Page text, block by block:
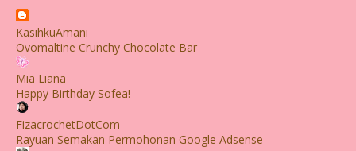
KasihkuAmani
Ovomaltine Crunchy Chocolate Bar
Mia Liana
Happy Birthday Sofea!
FizacrochetDotCom
Rayuan Semakan Permohonan Google Adsense